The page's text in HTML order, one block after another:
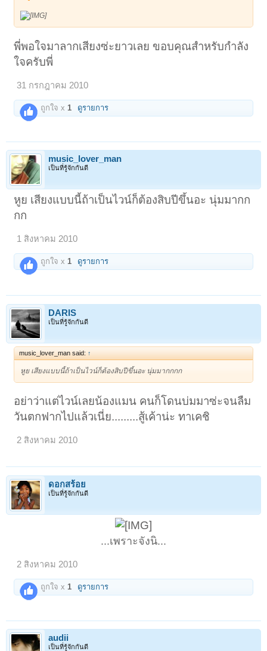
พี่พอใจมาลากเสียงซ่ะยาวเลย ขอบคุณสำหรับกำลัง
ใจครับพี่
31 กรกฎาคม 2010
ถูกใจ x 1 ดูรายการ
music_lover_man
เป็นที่รู้จักกันดี
หูย เสียงแบบนี้ถ้าเป็นไวน์ก็ต้องสิบปีขึ้นอะ นุ่มมากก
กก
1 สิงหาคม 2010
ถูกใจ x1 ดูรายการ
DARIS
เป็นที่รู้จักกันดี
music_lover_man said: ↑
หูย เสียงแบบนี้ถ้าเป็นไวน์ก็ต้องสิบปีขึ้นอะ นุ่มมากกกก
อย่าว่าแต่ไวน์เลยน้องแมน คนก็โดนบ่มมาซ่ะจนลืม
วันตกฟากไปแล้วเนี่ย.........สู้เค้าน่ะ ทาเคชิ
2 สิงหาคม 2010
ดอกสร้อย
เป็นที่รู้จักกันดี
...เพราะจังนิ...
2 สิงหาคม 2010
ถูกใจ x 1 ดูรายการ
audii
เป็นที่รู้จักกันดี